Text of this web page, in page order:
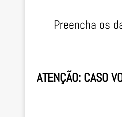
Preencha os
ATENÇÃO: CASO